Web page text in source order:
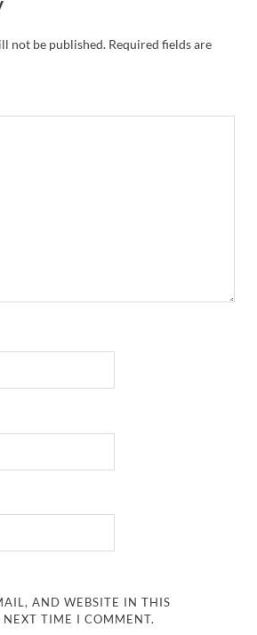
not be published. Required fields are
AND WEBSITE IN THIS
NEXT TIME I COMMENT.